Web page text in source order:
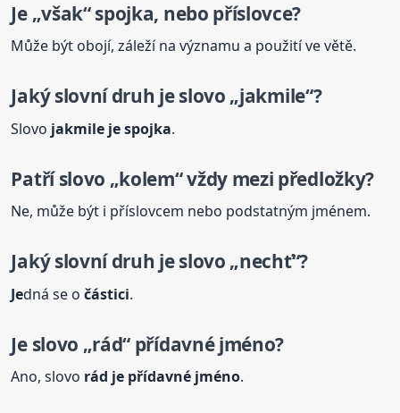
Je„však“ spojka, nebo příslovce?
Může být obojí, záleží na významu a použití ve větě.
Jakýslovnídruh jeslovo „jakmile“?
Slovo jakmile je spojka.
Patří slovo „kolem“ vždy mezi předložky?
Ne, může být i příslovcem nebo podstatným jménem.
Jakýslovnídruh jeslovo „nechť“?
Jedná se očástici.
Jeslovo „rád“ přídavné jméno?
Ano, slovo rád je přídavné jméno.